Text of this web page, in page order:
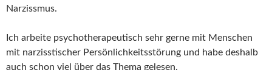
Narzissmus.
Ich arbeite psychotherapeutisch sehr gerne mit Menschen
mit narzisstischer Persönlichkeitsstörung und habe deshalb
auch schon viel über das Thema gelesen.